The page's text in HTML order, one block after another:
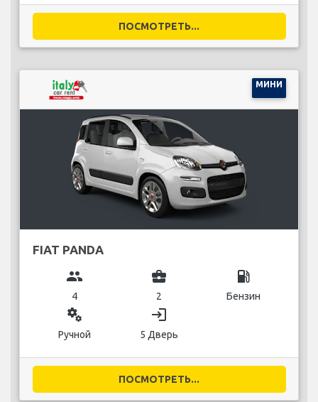
ПОСМОТРЕТЬ...
МИНИ
FIAT PANDA
group
4
business_center
2
local_gas_station
Бензин
miscellaneous_services
Ручной
login
5 Дверь
ПОСМОТРЕТЬ...